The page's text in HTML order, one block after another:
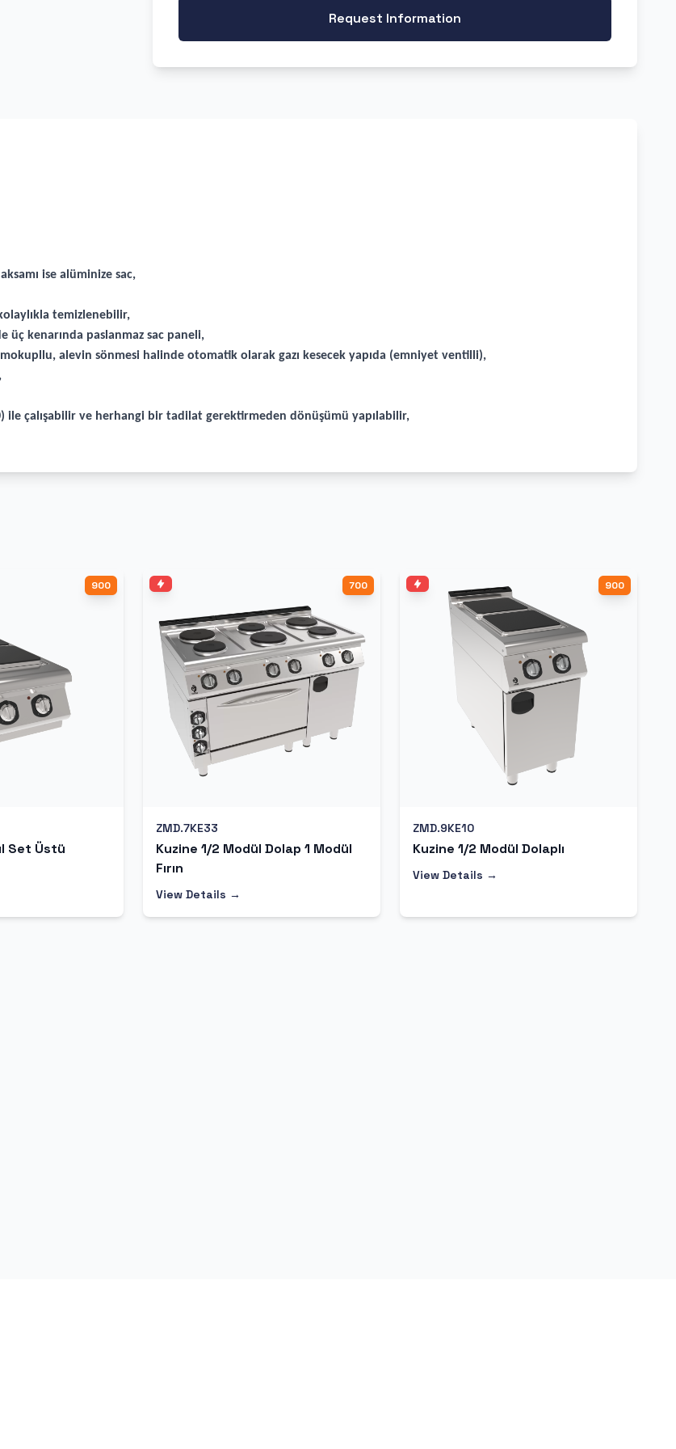
Request Information
ise alüminize sac,
temizlenebilir,
üç kenarında paslanmaz sac paneli,
alevin sönmesi halinde otomatik olarak gazı kesecek yapıda (emniyet ventilli),
ile çalışabilir ve herhangi bir tadilat gerektirmeden dönüşümü yapılabilir,
900
Set Üstü
700
ZMD.7KE33
Kuzine 1/2 Modül Dolap 1 Modül
Fırın
View Details →
900
ZMD.9KE10
Kuzine 1/2 Modül Dolaplı
View Details →